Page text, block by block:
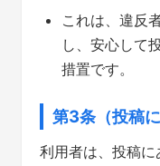
これは、違反
し、安心して
措置です。
第3条（投稿
利用者は、投稿